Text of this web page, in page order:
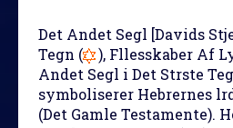
Det Andet Segl [Davids
Tegn (
), Fllesskaber Af
Andet Segl i Det Strste
symboliserer Hebrernes
(Det Gamle Testamente).